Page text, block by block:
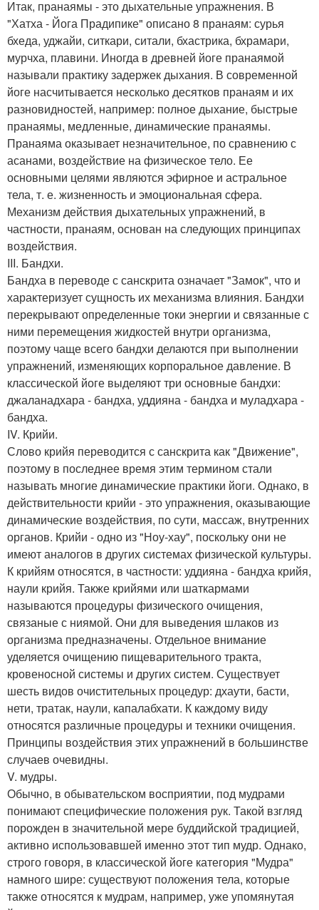
Итак, пранаямы - это дыхательные упражнения. В
"Хатха - Йога Прадипике" описано 8 пранаям: сурья
бхеда, уджайи, ситкари, ситали, бхастрика, бхрамари,
мурчха, плавини. Иногда в древней йоге пранаямой
называли практику задержек дыхания. В современной
йоге насчитывается несколько десятков пранаям и их
разновидностей, например: полное дыхание, быстрые
пранаямы, медленные, динамические пранаямы.
Пранаяма оказывает незначительное, по сравнению с
асанами, воздействие на физическое тело. Ее
основными целями являются эфирное и астральное
тела, т. е. жизненность и эмоциональная сфера.
Механизм действия дыхательных упражнений, в
частности, пранаям, основан на следующих принципах
воздействия.
III. Бандхи.
Бандха в переводе с санскрита означает "Замок", что и
характеризует сущность их механизма влияния. Бандхи
перекрывают определенные токи энергии и связанные с
ними перемещения жидкостей внутри организма,
поэтому чаще всего бандхи делаются при выполнении
упражнений, изменяющих корпоральное давление. В
классической йоге выделяют три основные бандхи:
джаланадхара - бандха, уддияна - бандха и муладхара -
бандха.
IV. Крийи.
Слово крийя переводится с санскрита как "Движение",
поэтому в последнее время этим термином стали
называть многие динамические практики йоги. Однако, в
действительности крийи - это упражнения, оказывающие
динамические воздействия, по сути, массаж, внутренних
органов. Крийи - одно из "Ноу-хау", поскольку они не
имеют аналогов в других системах физической культуры.
К крийям относятся, в частности: уддияна - бандха крийя,
наули крийя. Также крийями или шаткармами
называются процедуры физического очищения,
связаные с ниямой. Они для выведения шлаков из
организма предназначены. Отдельное внимание
уделяется очищению пищеварительного тракта,
кровеносной системы и других систем. Существует
шесть видов очистительных процедур: дхаути, басти,
нети, тратак, наули, капалабхати. К каждому виду
относятся различные процедуры и техники очищения.
Принципы воздействия этих упражнений в большинстве
случаев очевидны.
V. мудры.
Обычно, в обывательском восприятии, под мудрами
понимают специфические положения рук. Такой взгляд
порожден в значительной мере буддийской традицией,
активно использовавшей именно этот тип мудр. Однако,
строго говоря, в классической йоге категория "Мудра"
намного шире: существуют положения тела, которые
также относятся к мудрам, например, уже упомянутая